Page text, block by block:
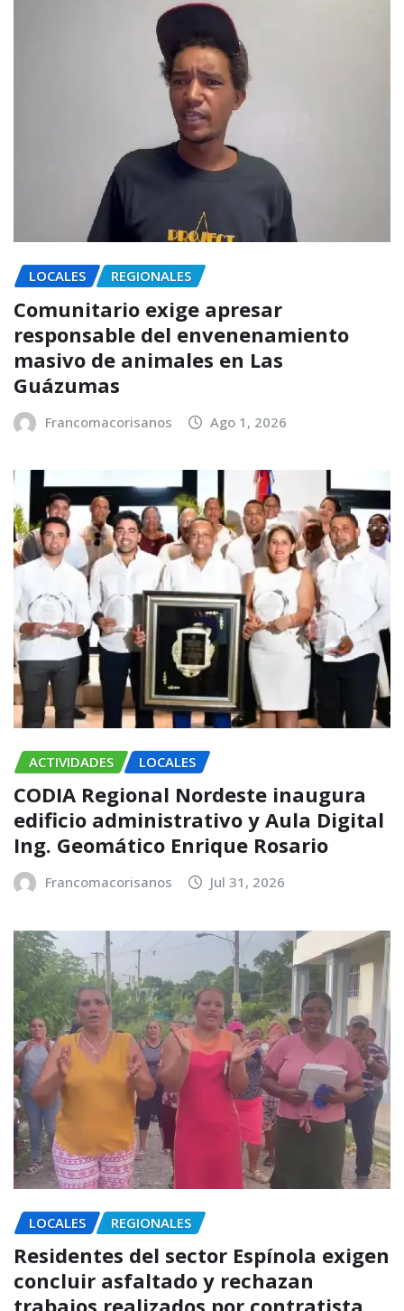
LOCALES REGIONALES
Comunitario exige apresar
responsable del envenenamiento
masivo de animales en Las
Guázumas
Francomacorisanos Ago 1, 2026
ACTIVIDADES LOCALES
CODIA Regional Nordeste inaugura
edificio administrativo y Aula Digital
Ing. Geomático Enrique Rosario
Francomacorisanos Jul 31, 2026
LOCALES REGIONALES
Residentes del sector Espínola exigen
concluir asfaltado y rechazan